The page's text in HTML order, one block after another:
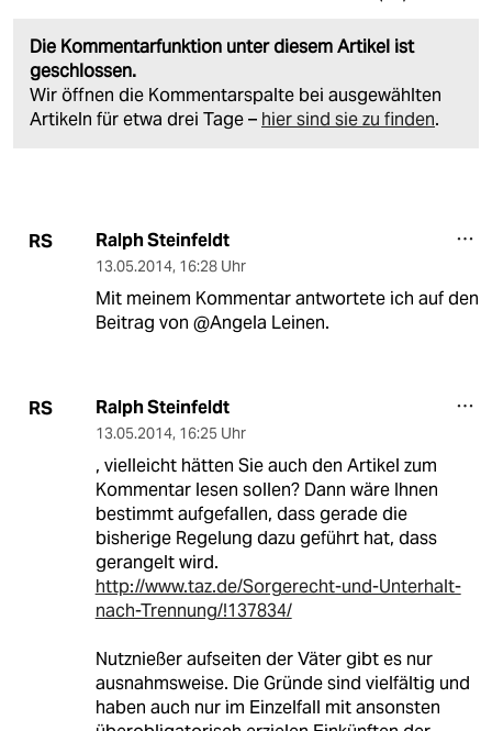
Die Kommentarfunktion unter diesem Artikel ist
geschlossen.
Wir öffnen die Kommentarspalte bei ausgewählten
Artikeln für etwa drei Tage – hier sind sie zu finden.
RS Ralph Steinfeldt
13.05.2014, 16:28 Uhr
Mit meinem Kommentar antwortete ich auf den
Beitrag von @Angela Leinen.
RS Ralph Steinfeldt
13.05.2014, 16:25 Uhr
, vielleicht hätten Sie auch den Artikel zum
Kommentar lesen sollen? Dann wäre Ihnen
bestimmt aufgefallen, dass gerade die
bisherige Regelung dazu geführt hat, dass
gerangelt wird.
http://www.taz.de/Sorgerecht-und-Unterhalt-
nach-Trennung/!137834/
Nutznießer aufseiten der Väter gibt es nur
ausnahmsweise. Die Gründe sind vielfältig und
haben auch nur im Einzelfall mit ansonsten